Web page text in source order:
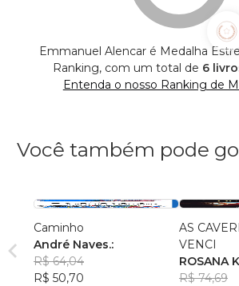
Emmanuel Alencar é Medalha
Ranking, com um total de 6
Entenda o nosso Ranking de
Você também pode
Caminho
André Naves.:
R$ 64,04
R$ 50,70
AS
VENCI
ROSANA
R$ 74,69